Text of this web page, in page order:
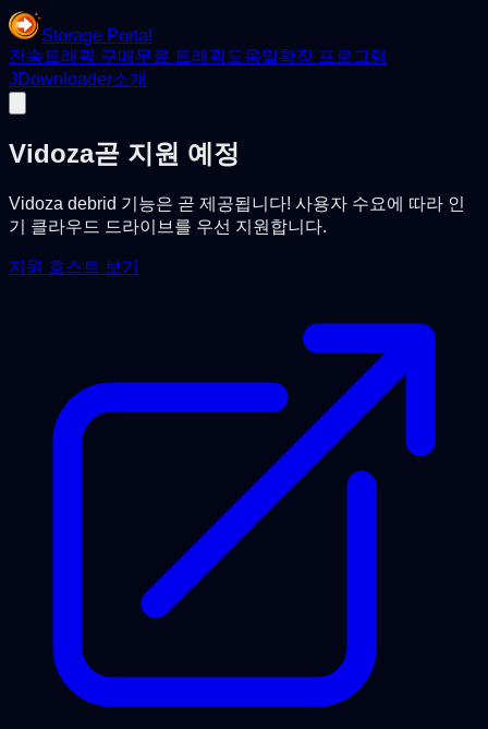
Storage Portal
전송 트래픽 구매 무료 트래픽 도움말확장 프로그램
JDownloader소개
Vidoza곧 지원 예정
Vidoza debrid 기능은 곧 제공됩니다! 사용자 수요에 따라 인
기 클라우드 드라이브를 우선 지원합니다.
지원 호스트 보기